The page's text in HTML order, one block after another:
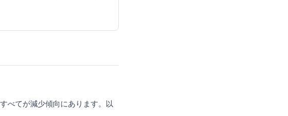
べてが減少傾向にあります。以